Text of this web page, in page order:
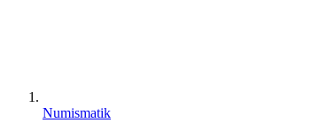
Numismatik